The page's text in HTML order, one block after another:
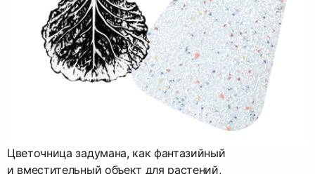
Цветочница задумана, как фантазийный
и вместительный объект для растений,